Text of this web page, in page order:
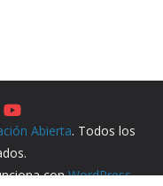
Abierta. Todos los
conWordPress.